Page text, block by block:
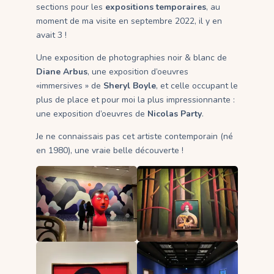
sections pour les expositions temporaires, au
moment de ma visite en septembre 2022, il y en
avait 3 !
Une exposition de photographies noir & blanc de
Diane Arbus, une exposition d’oeuvres
«immersives » de Sheryl Boyle, et celle occupant le
plus de place et pour moi la plus impressionnante :
une exposition d’oeuvres de Nicolas Party.
Je ne connaissais pas cet artiste contemporain (né
en 1980), une vraie belle découverte !